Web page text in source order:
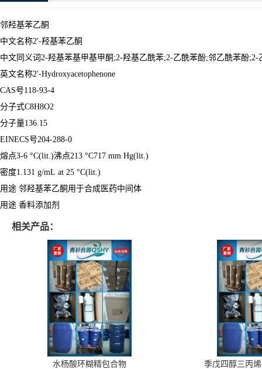
邻羟基苯乙酮
中文名称2'-羟基苯乙酮
中文同义词2-羟基苯基甲基甲酮;2-羟基乙酰苯;2-乙酰苯酚;邻乙酰苯酚
英文名称2'-Hydroxyacetophenone
CAS号118-93-4
分子式C8H8O2
分子量136.15
EINECS号204-288-0
熔点3-6 °C(lit.)沸点213 °C717 mm Hg(lit.)
密度1.131 g/mL at 25 °C(lit.)
用途 邻羟基苯乙酮用于合成医药中间体
用途 香料添加剂
相关产品：
水杨酸环糊精包合物 季戊四醇三丙